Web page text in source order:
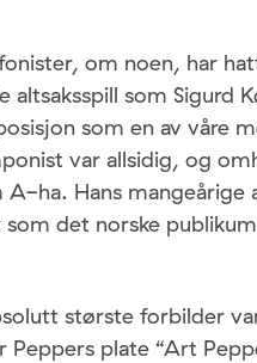
om noen, har
altsaksspill som Sigurd
som en av våre
var allsidig, og
ha. Hans mangeårige
som det norske
største forbilder
plate “Art